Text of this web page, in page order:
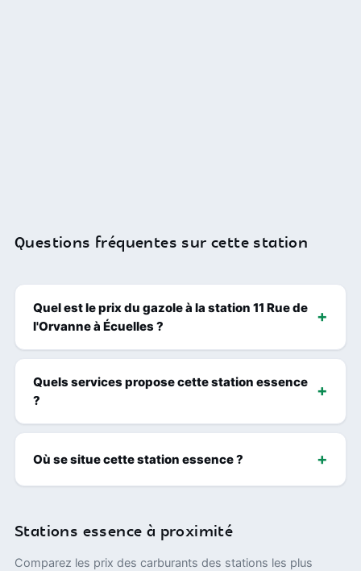
Questions fréquentes sur cette station
Quel est le prix du gazole à la station 11 Rue de
l'Orvanne à Écuelles ?
Quels services propose cette station essence
?
Où se situe cette station essence ?
Stations essence à proximité
Comparez les prix des carburants des stations les plus